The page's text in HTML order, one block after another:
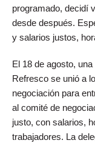
programado, decidí
desde después.
y salarios justos,
El 18 de agosto,
Refresco se unió a
negociación para
al comité de
justo, con salarios,
trabajadores. La